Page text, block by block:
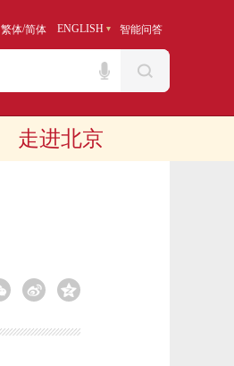
繁体/简体 ENGLISH 智能问答
走进北京